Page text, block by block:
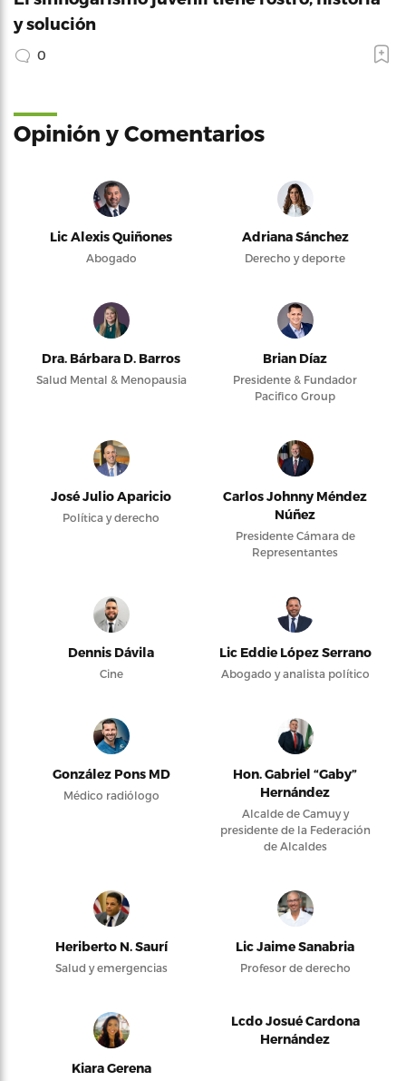
y solución
0
Opinión y Comentarios
Lic Alexis Quiñones
Abogado
Adriana Sánchez
Derecho y deporte
Dra. Bárbara D. Barros
Salud Mental & Menopausia
Brian Díaz
Presidente & Fundador
Pacifico Group
José Julio Aparicio
Política y derecho
Carlos Johnny Méndez
Núñez
Presidente Cámara de
Representantes
Dennis Dávila
Cine
Lic Eddie López Serrano
Abogado y analista político
González Pons MD
Médico radiólogo
Hon. Gabriel “Gaby”
Hernández
Alcalde de Camuy y
presidente de la Federación
de Alcaldes
Heriberto N. Saurí
Salud y emergencias
Lic Jaime Sanabria
Profesor de derecho
Kiara Gerena
Lcdo Josué Cardona
Hernández